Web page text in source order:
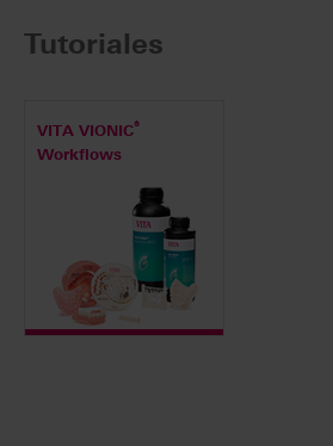
Tutoriales
VITA VIONIC®
Workflows